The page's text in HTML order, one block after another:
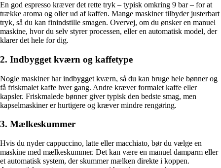
En god espresso kræver det rette tryk – typisk omkring 9 bar – for at
trække aroma og olier ud af kaffen. Mange maskiner tilbyder justerbart
tryk, så du kan finindstille smagen. Overvej, om du ønsker en manuel
maskine, hvor du selv styrer processen, eller en automatisk model, der
klarer det hele for dig.
2. Indbygget kværn og kaffetype
Nogle maskiner har indbygget kværn, så du kan bruge hele bønner og
få friskmalet kaffe hver gang. Andre kræver formalet kaffe eller
kapsler. Friskmalede bønner giver typisk den bedste smag, men
kapselmaskiner er hurtigere og kræver mindre rengøring.
3. Mælkeskummer
Hvis du nyder cappuccino, latte eller macchiato, bør du vælge en
maskine med mælkeskummer. Det kan være en manuel damparm eller
et automatisk system, der skummer mælken direkte i koppen.